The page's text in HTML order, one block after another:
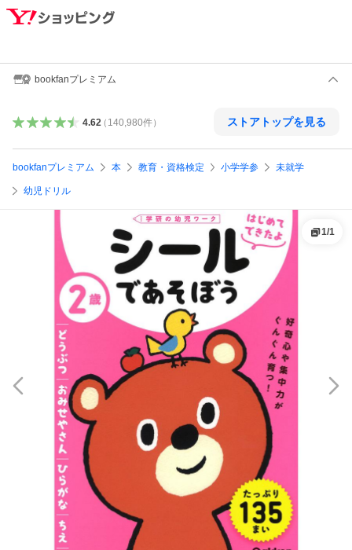
bookfanプレミアム
4.62（ 140,980件） ストアトップを見る
bookfanプレミアム 本 教育・資格検定 小学学参 未就学
幼児ドリル
1/1